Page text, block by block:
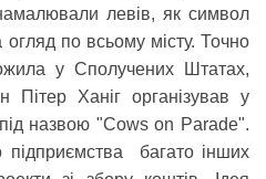
левів, як символ
по всьому місту. Точно
у Сполучених Штатах,
Пітер Ханіг організував у
назвою "Cows on Parade".
підприємства багато інших